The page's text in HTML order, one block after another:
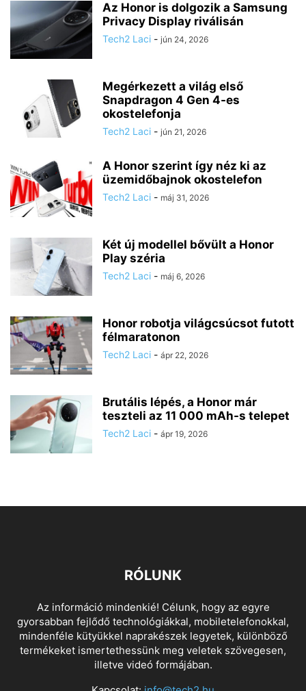
Az Honor is dolgozik a Samsung
Privacy Display riválisán
Tech2 Laci - jún 24, 2026
Megérkezett a világ első
Snapdragon 4 Gen 4-es
okostelefonja
Tech2 Laci - jún 21, 2026
A Honor szerint így néz ki az
üzemidőbajnok okostelefon
Tech2 Laci - máj 31, 2026
Két új modellel bővült a Honor
Play széria
Tech2 Laci - máj 6, 2026
Honor robotja világcsúcsot futott
félmaratonon
Tech2 Laci - ápr 22, 2026
Brutális lépés, a Honor már
teszteli az 11 000 mAh-s telepet
Tech2 Laci - ápr 19, 2026
RÓLUNK
Az információ mindenkié! Célunk, hogy az egyre
gyorsabban fejlődő technológiákkal, mobiletelefonokkal,
mindenféle kütyükkel naprakészek legyetek, különböző
termékeket ismertethessünk meg veletek szövegesen,
illetve videó formájában.